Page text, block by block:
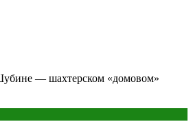
— шахтерском «домовом»